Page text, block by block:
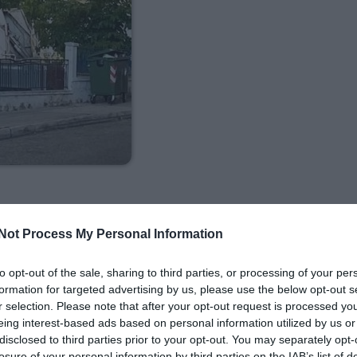
Process My Personal Information
opt-out of the sale, sharing to third parties, or processing of your
for targeted advertising by us, please use the below opt-out
selection. Please note that after your opt-out request is processed
interest-based ads based on personal information utilized by us
to third parties prior to your opt-out. You may separately
Ανάπτυξης και το Εσωτερικών “σπασμένες” οι
της Ροδόπης του 2023. “Θέλουμε ένα πιο